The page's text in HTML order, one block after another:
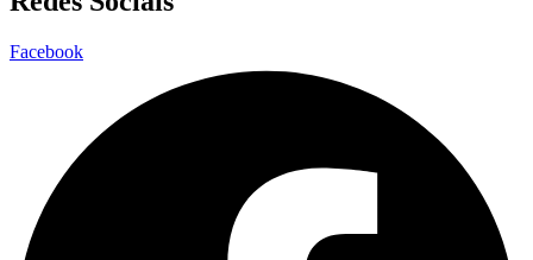
Facebook